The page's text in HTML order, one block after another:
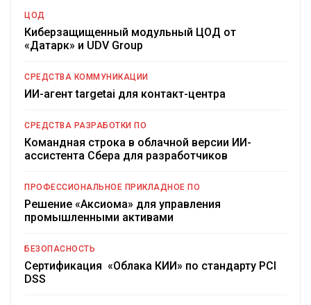
ЦОД
Киберзащищенный модульный ЦОД от
«Датарк» и UDV Group
СРЕДСТВА КОММУНИКАЦИИ
ИИ-агент targetai для контакт-центра
СРЕДСТВА РАЗРАБОТКИ ПО
Командная строка в облачной версии ИИ-
ассистента Сбера для разработчиков
ПРОФЕССИОНАЛЬНОЕ ПРИКЛАДНОЕ ПО
Решение «Аксиома» для управления
промышленными активами
БЕЗОПАСНОСТЬ
Сертификация «Облака КИИ» по стандарту PCI
DSS